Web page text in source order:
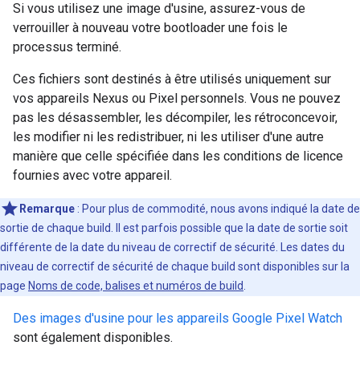
Si vous utilisez une image d'usine, assurez-vous de
verrouiller à nouveau votre bootloader une fois le
processus terminé.
Ces fichiers sont destinés à être utilisés uniquement sur
vos appareils Nexus ou Pixel personnels. Vous ne pouvez
pas les désassembler, les décompiler, les rétroconcevoir,
les modifier ni les redistribuer, ni les utiliser d'une autre
manière que celle spécifiée dans les conditions de licence
fournies avec votre appareil.
Remarque : Pour plus de commodité, nous avons indiqué la date de
sortie de chaque build. Il est parfois possible que la date de sortie soit
différente de la date du niveau de correctif de sécurité. Les dates du
niveau de correctif de sécurité de chaque build sont disponibles sur la
page Noms de code, balises et numéros de build
Des images d'usine pour les appareils Google Pixel Watch
sont également disponibles.